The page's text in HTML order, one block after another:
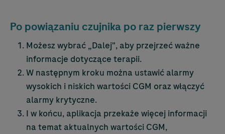
Po powiązaniu czujnika po raz pierwszy
Możesz wybrać „Dalej", aby przejrzeć ważne
informacje dotyczące terapii.
W następnym kroku można ustawić alarmy
wysokich i niskich wartości CGM oraz włączyć
alarmy krytyczne.
I w końcu, aplikacja przekaże więcej informacji
na temat aktualnych wartości CGM,